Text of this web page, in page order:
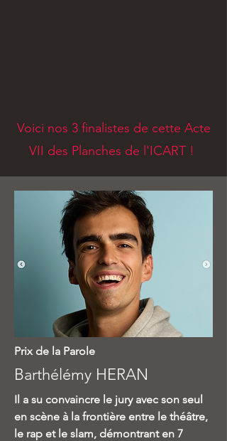
Voici nos 3 finalistes de cette Acte
VII des Planches de l'ICART !
Prix de la Parole
Barthélémy HERAN
Il a su convaincre le jury avec son seul
en scène à la frontière entre le théâtre,
le rap et le slam, démontrant en 7